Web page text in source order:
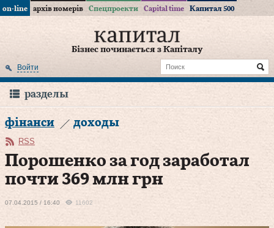
on-line архів номерів Спецпроекти Capital time Капитал 500
Бізнес починається з Капіталу
Войти
разделы
фінанси доходы
RSS
Порошенко за год заработал
почти 369 млн грн
07.04.2015 / 16:40 11602